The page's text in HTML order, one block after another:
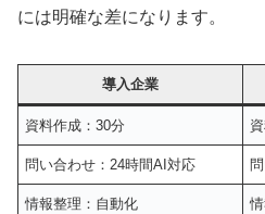
には明確な差になります。
導入企業
資料作成：30分
問い合わせ：24時間AI対応
情報整理：自動化